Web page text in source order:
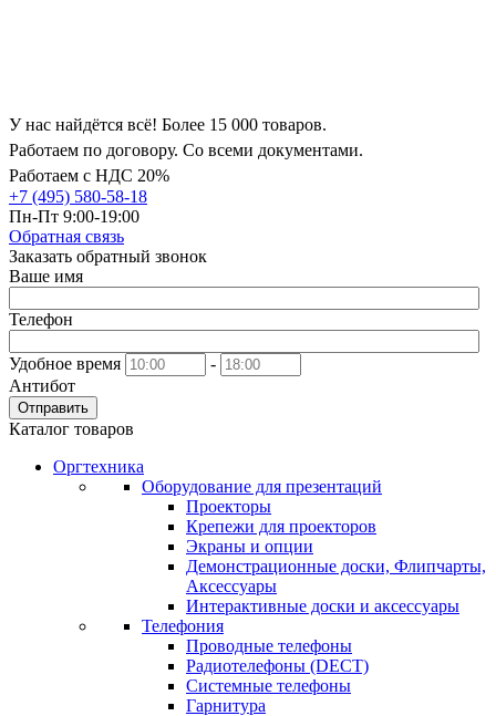
У нас найдётся всё! Более 15 000 товаров.
Работаем по договору. Со всеми документами.
Работаем с НДС 20%
+7 (495) 580-58-18
Пн-Пт 9:00-19:00
Обратная связь
Заказать обратный звонок
Ваше имя
Телефон
Удобное время
-
Антибот
Отправить
Каталог товаров
Оргтехника
Оборудование для презентаций
Проекторы
Крепежи для проекторов
Экраны и опции
Демонстрационные доски, Флипчарты,
Аксессуары
Интерактивные доски и аксессуары
Телефония
Проводные телефоны
Радиотелефоны (DECT)
Системные телефоны
Гарнитура